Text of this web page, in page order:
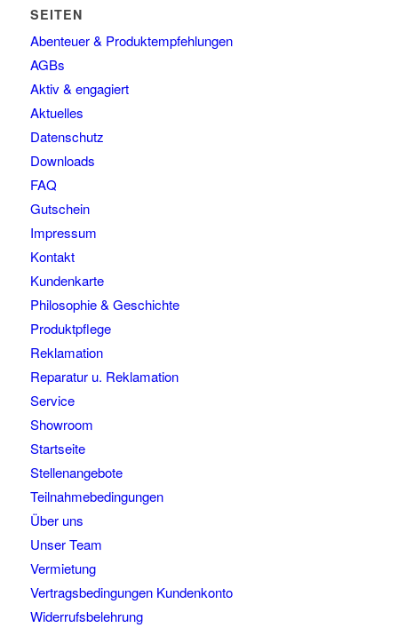
SEITEN
Abenteuer & Produktempfehlungen
AGBs
Aktiv & engagiert
Aktuelles
Datenschutz
Downloads
FAQ
Gutschein
Impressum
Kontakt
Kundenkarte
Philosophie & Geschichte
Produktpflege
Reklamation
Reparatur u. Reklamation
Service
Showroom
Startseite
Stellenangebote
Teilnahmebedingungen
Über uns
Unser Team
Vermietung
Vertragsbedingungen Kundenkonto
Widerrufsbelehrung